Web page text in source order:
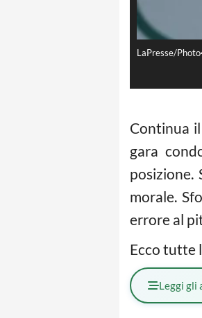
LaPresse/
Continua
gara
posizione.
morale.
errore al
Ecco tutte
Leggi gli